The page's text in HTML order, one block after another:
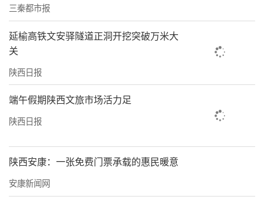
三秦都市报
延榆高铁文安驿隧道正洞开挖突破万米大
关
陕西日报
端午假期陕西文旅市场活力足
陕西日报
陕西安康：一张免费门票承载的惠民暖意
安康新闻网